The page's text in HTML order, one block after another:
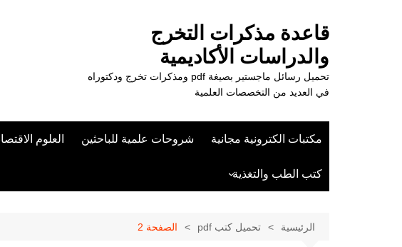
قاعدة مذكرات التخرج
والدراسات الأكاديمية
تحميل رسائل ماجستير بصيغة pdf ومذكرات تخرج ودكتوراه
في العديد من التخصصات العلمية
مكتبات الكترونية مجانية شروحات علمية للباحثين العلوم
علوم الادارة
كتب الطب والتغذية
الرئيسية تحميل كتب pdf الصفحة 2